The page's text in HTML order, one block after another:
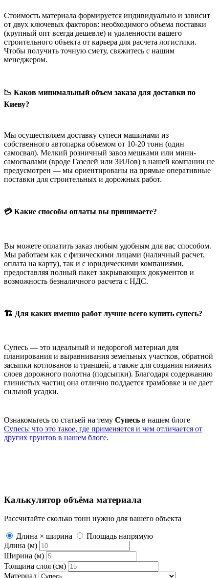
Стоимость материала формируется индивидуально и зависит
от двух ключевых факторов: необходимого объема поставки
(крупный опт всегда дешевле) и удаленности вашего
строительного объекта от карьера для расчета логистики.
Чтобы получить точную смету, свяжитесь с нашим
менеджером.
📉 Каков минимальный объем заказа для доставки по
Киеву?
Мы осуществляем доставку супеси машинами из
собственного автопарка объемом от 10-20 тонн (один
самосвал). Мелкий розничный завоз мешками или мини-
самосвалами (вроде Газелей или ЗИЛов) в нашей компании не
предусмотрен — мы ориентированы на прямые оперативные
поставки для строительных и дорожных работ.
💳 Какие способы оплаты вы принимаете?
Вы можете оплатить заказ любым удобным для вас способом.
Мы работаем как с физическими лицами (наличный расчет,
оплата на карту), так и с юридическими компаниями,
предоставляя полный пакет закрывающих документов и
возможность безналичного расчета с НДС.
🏗️ Для каких именно работ лучше всего купить супесь?
Супесь — это идеальный и недорогой материал для
планирования и выравнивания земельных участков, обратной
засыпки котлованов и траншей, а также для создания нижних
слоев дорожного полотна (подсыпки). Благодаря содержанию
глинистых частиц она отлично поддается трамбовке и не дает
сильной усадки.
Ознакомьтесь со статьей на тему Супесь в нашем блоге
Супесь: что это такое, где применяется и чем отличается от
других грунтов в нашем блоге.
Калькулятор объёма материала
Рассчитайте сколько тонн нужно для вашего объекта
Длина × ширина
Площадь напрямую
Длина (м)
Ширина (м)
Толщина слоя (см)
Материал